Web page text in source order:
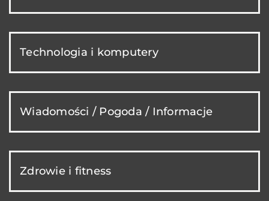
Technologia i komputery
Wiadomości / Pogoda / Informacje
Zdrowie i fitness